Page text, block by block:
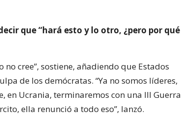
que “hará esto y lo otro, ¿pero por qué
no cree”, sostiene, añadiendo que Estados
de los demócratas. “Ya no somos líderes,
en Ucrania, terminaremos con una III Guerra
ella renunció a todo eso”, lanzó.